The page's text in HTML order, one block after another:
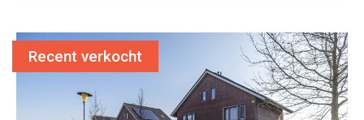
Recent verkocht